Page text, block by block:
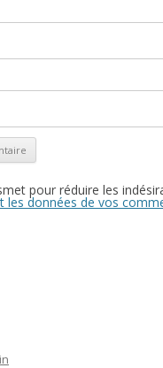
pour réduire les
les données de vos